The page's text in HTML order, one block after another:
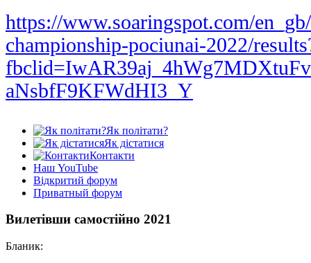
https://www.soaringspot.com/
championship-pociunai-2022/
aNsbfF9KFWdHI3_Y
Як політати?
Як дістатися
Контакти
Наш YouTube
Відкритий форум
Приватный форум
Вилетівши самостійно 2021
Бланик: